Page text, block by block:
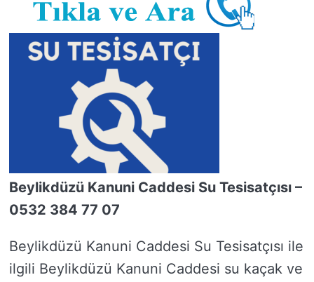
Beylikdüzü Kanuni Caddesi Su Tesisatçısı –
0532 384 77 07
Beylikdüzü Kanuni Caddesi Su Tesisatçısı ile
ilgili Beylikdüzü Kanuni Caddesi su kaçak ve